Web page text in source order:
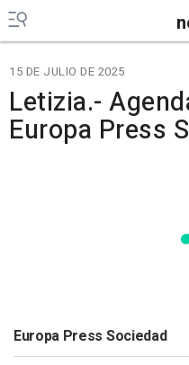
15 DE JULIO DE 2025
Letizia.-
Europa Press
Europa Press Sociedad